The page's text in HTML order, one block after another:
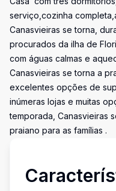
serviço,cozinha
Canasvieiras se torna,
procurados da ilha de
com águas calmas e
Canasvieiras se torna a
excelentes opções de
inúmeras lojas e muitas
temporada, Canasvieiras
praiano para as famílias .